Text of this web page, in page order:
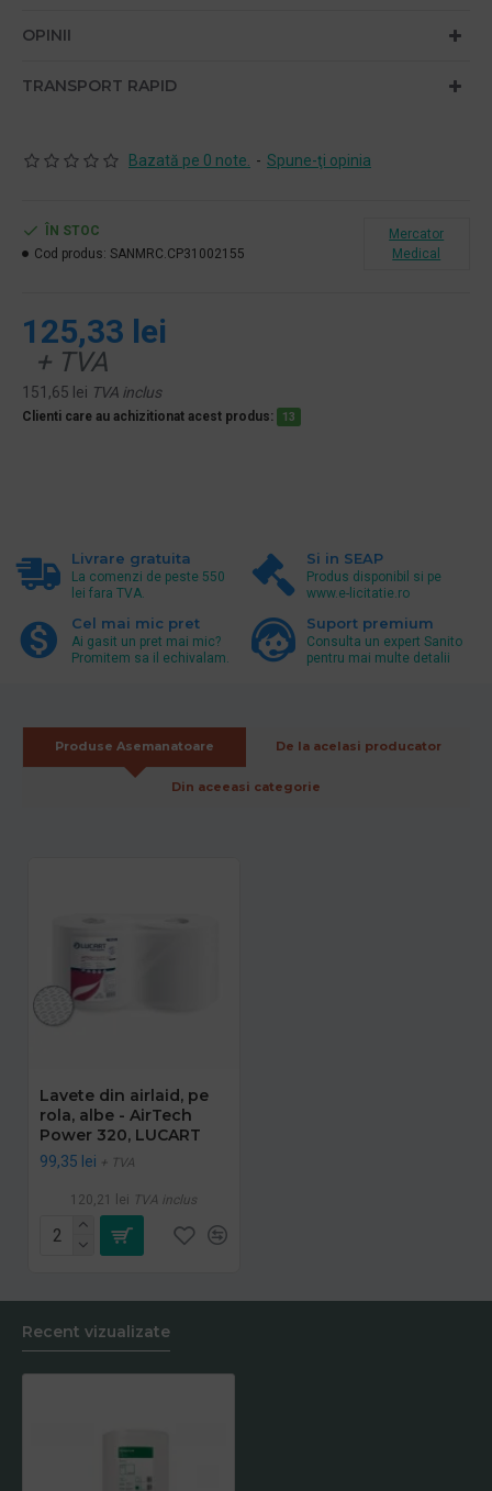
OPINII
TRANSPORT RAPID
Bazată pe 0 note. - Spune-ţi opinia
125,33 lei
+ TVA
151,65 lei TVA inclus
Clienti care au achizitionat acest produs: 13
ÎN STOC
Cod produs: SANMRC.CP31002155
Mercator
Medical
Livrare gratuita
La comenzi de peste 550
lei fara TVA.
Si in SEAP
Produs disponibil si pe
www.e-licitatie.ro
Cel mai mic pret
Ai gasit un pret mai mic?
Promitem sa il echivalam.
Suport premium
Consulta un expert Sanito
pentru mai multe detalii
Produse Asemanatoare De la acelasi producator
Din aceeasi categorie
Lavete din airlaid, pe
rola, albe - AirTech
Power 320, LUCART
99,35 lei + TVA
120,21 lei TVA inclus
Recent vizualizate